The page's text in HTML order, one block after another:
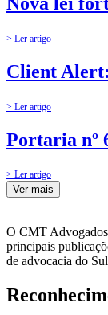
> Ler artigo
Client
> Ler artigo
Portaria nº
> Ler artigo
Ver mais
O CMT Advogados
principais
de advocacia do